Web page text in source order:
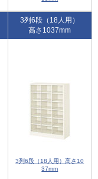
3列6段（18人用）
高さ1037mm
3列6段（18人用）高さ10
37mm